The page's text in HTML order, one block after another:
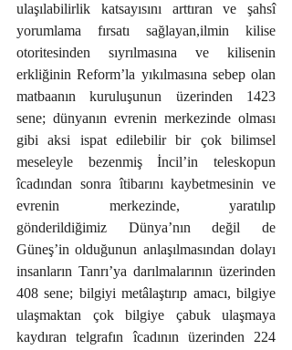
ulaşılabilirlik katsayısını arttıran ve şahsî
yorumlama fırsatı sağlayan,ilmin kilise
otoritesinden sıyrılmasına ve kilisenin
erkliğinin Reform’la yıkılmasına sebep olan
matbaanın kuruluşunun üzerinden 1423
sene; dünyanın evrenin merkezinde olması
gibi aksi ispat edilebilir bir çok bilimsel
meseleyle bezenmiş İncil’in teleskopun
îcadından sonra îtibarını kaybetmesinin ve
evrenin merkezinde, yaratılıp
gönderildiğimiz Dünya’nın değil de
Güneş’in olduğunun anlaşılmasından dolayı
insanların Tanrı’ya darılmalarının üzerinden
408 sene; bilgiyi metâlaştırıp amacı, bilgiye
ulaşmaktan çok bilgiye çabuk ulaşmaya
kaydıran telgrafın îcadının üzerinden 224